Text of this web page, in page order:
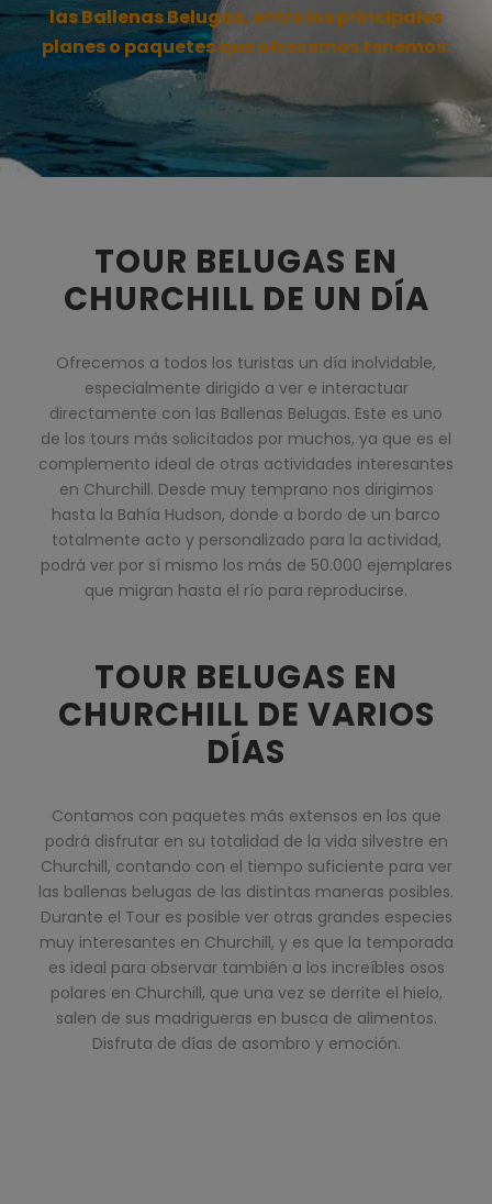
las Ballenas Belugas, entre los principales
planes o paquetes que ofrecemos tenemos:
TOUR BELUGAS EN
CHURCHILL DE UN DÍA
Ofrecemos a todos los turistas un día inolvidable,
especialmente dirigido a ver e interactuar
directamente con las Ballenas Belugas. Este es uno
de los tours más solicitados por muchos, ya que es el
complemento ideal de otras actividades interesantes
en Churchill. Desde muy temprano nos dirigimos
hasta la Bahía Hudson, donde a bordo de un barco
totalmente acto y personalizado para la actividad,
podrá ver por sí mismo los más de 50.000 ejemplares
que migran hasta el río para reproducirse.
TOUR BELUGAS EN
CHURCHILL DE VARIOS
DÍAS
Contamos con paquetes más extensos en los que
podrá disfrutar en su totalidad de la vida silvestre en
Churchill, contando con el tiempo suficiente para ver
las ballenas belugas de las distintas maneras posibles.
Durante el Tour es posible ver otras grandes especies
muy interesantes en Churchill, y es que la temporada
es ideal para observar también a los increíbles osos
polares en Churchill, que una vez se derrite el hielo,
salen de sus madrigueras en busca de alimentos.
Disfruta de días de asombro y emoción.